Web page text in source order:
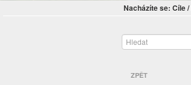
Nacházíte se: Cíle/
ZPĚT